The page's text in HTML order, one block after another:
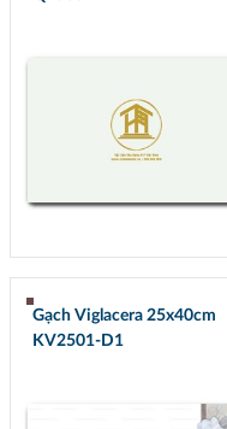
Gạch Viglacera 25x40cm
KV2501-D1